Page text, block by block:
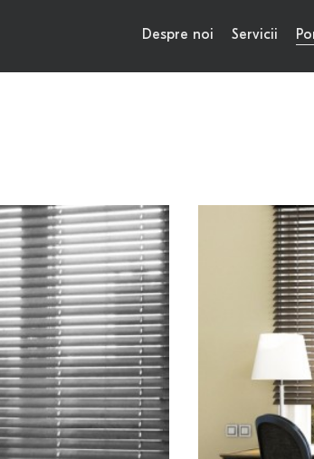
Despre noi Servicii